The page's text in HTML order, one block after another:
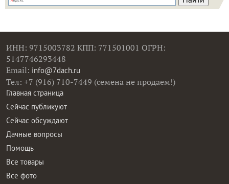
ИНН: 9715003782 КПП: 771501001 ОГРН:
5147746293448
Email: info@7dach.ru
Тел: +7 (916) 710-7449 (семена не продаем!)
Главная страница
Сейчас публикуют
Сейчас обсуждают
Дачные вопросы
Помощь
Все товары
Все фото